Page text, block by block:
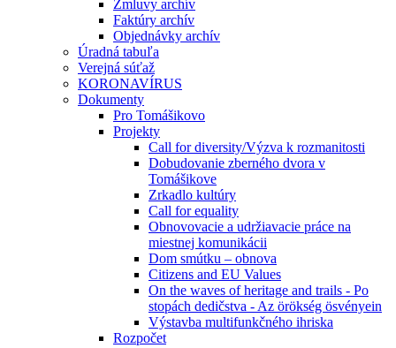
Zmluvy archív
Faktúry archív
Objednávky archív
Úradná tabuľa
Verejná súťaž
KORONAVÍRUS
Dokumenty
Pro Tomášikovo
Projekty
Call for diversity/Výzva k rozmanitosti
Dobudovanie zberného dvora v
Tomášikove
Zrkadlo kultúry
Call for equality
Obnovovacie a udržiavacie práce na
miestnej komunikácii
Dom smútku – obnova
Citizens and EU Values
On the waves of heritage and trails - Po
stopách dedičstva - Az örökség ösvényein
Výstavba multifunkčného ihriska
Rozpočet